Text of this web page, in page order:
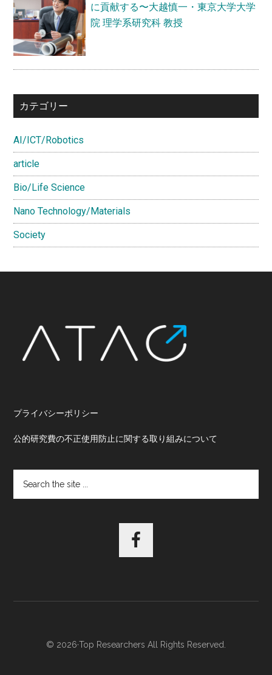
学
技
術
ベ
ー
ョ
ン
研
究
科
長
に貢献する〜大越慎一・東京大学大学
院 理学系研究科 教授
カテゴリー
AI/ICT/Robotics
article
Bio/Life Science
Nano Technology/Materials
Society
プライバシーポリシー
公的研究費の不正使用防止に関する取り組みについて
the
© 2026·Top Researchers All Rights Reserved.